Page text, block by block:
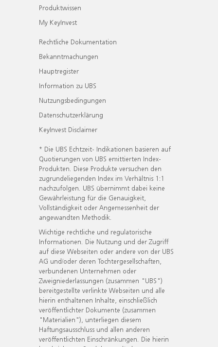
Produktwissen
My KeyInvest
Rechtliche Dokumentation
Bekanntmachungen
Hauptregister
Information zu UBS
Nutzungsbedingungen
Datenschutzerklärung
KeyInvest Disclaimer
* Die UBS Echtzeit- Indikationen basieren auf
Quotierungen von UBS emittierten Index-
Produkten. Diese Produkte versuchen den
zugrundeliegenden Index im Verhältnis 1:1
nachzufolgen. UBS übernimmt dabei keine
Gewährleistung für die Genauigkeit,
Vollständigkeit oder Angemessenheit der
angewandten Methodik.
Wichtige rechtliche und regulatorische
Informationen. Die Nutzung und der Zugriff
auf diese Webseiten oder andere von der UBS
AG und/oder deren Tochtergesellschaften,
verbundenen Unternehmen oder
Zweigniederlassungen (zusammen "UBS")
bereitgestellte verlinkte Webseiten und alle
hierin enthaltenen Inhalte, einschließlich
veröffentlichter Dokumente (zusammen
"Materialien"), unterliegen diesem
Haftungsausschluss und allen anderen
veröffentlichten Einschränkungen. Die hierin